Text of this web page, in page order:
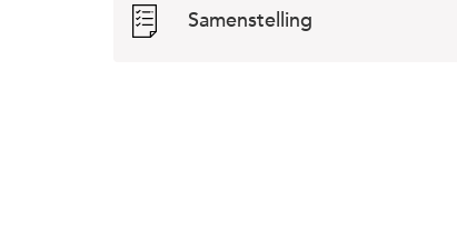
Samenstelling